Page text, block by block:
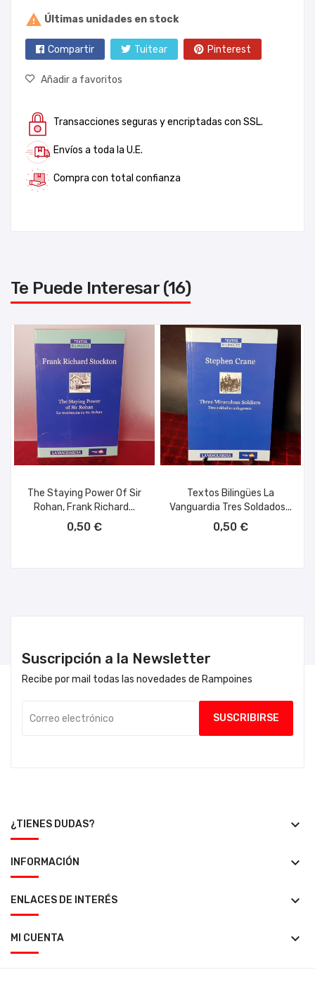
 Últimas unidades en stock
Compartir Tuitear Pinterest
Añadir a favoritos
Transacciones seguras y encriptadas con SSL.
Envíos a toda la U.E.
Compra con total confianza
Te Puede Interesar (16)
The Staying Power Of Sir
Rohan, Frank Richard...
0,50 €
Textos Bilingües La
Vanguardia Tres Soldados...
0,50 €
Suscripción a la Newsletter
Recibe por mail todas las novedades de Rampoines
¿TIENES DUDAS? keyboard_arrow_down
INFORMACIÓN keyboard_arrow_down
ENLACES DE INTERÉS keyboard_arrow_down
MI CUENTA keyboard_arrow_down